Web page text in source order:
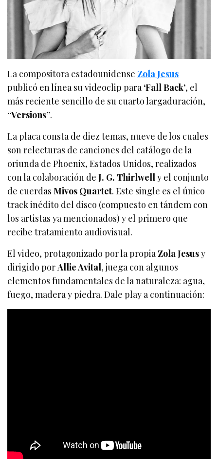
La compositora estadounidense Zola Jesus
publicó en línea su videoclip para‘Fall Back’, el
más reciente sencillo de su cuarto largaduración,
“Versions”.
La placa consta de diez temas, nueve de los cuales
son relecturas de canciones del catálogo de la
oriunda de Phoenix, Estados Unidos, realizados
con la colaboración deJ. G. Thirlwelly el conjunto
de cuerdasMivos Quartet. Este single es el único
track inédito del disco (compuesto en tándem con
los artistas ya mencionados) y el primero que
recibe tratamiento audiovisual.
El video, protagonizado por la propiaZola Jesusy
dirigido porAllie Avital, juega con algunos
elementos fundamentales de la naturaleza: agua,
fuego, madera y piedra. Dale play a continuación: